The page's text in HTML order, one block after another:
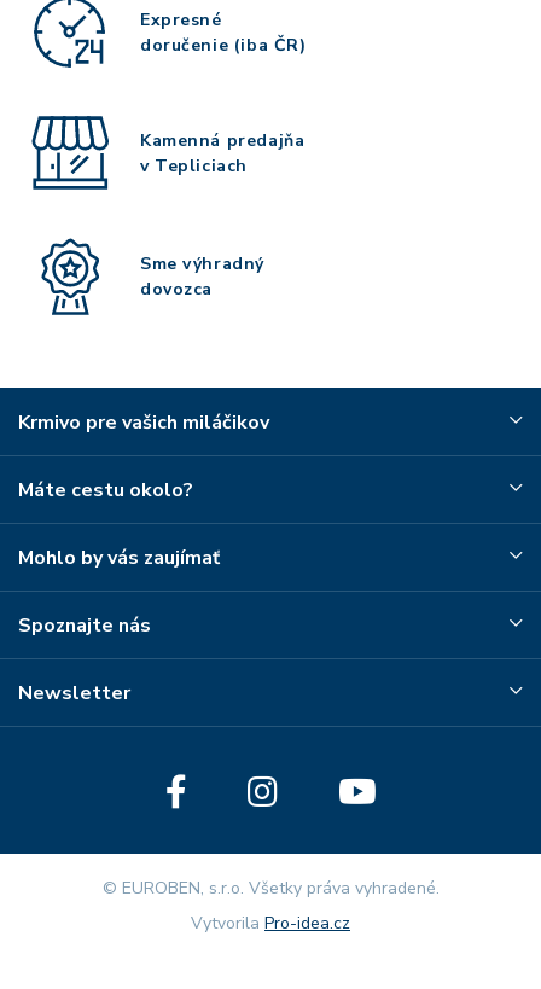
Expresné
doručenie (iba ČR)
Kamenná predajňa
v Tepliciach
Sme výhradný
dovozca
Krmivo pre vašich miláčikov
Máte cestu okolo?
Mohlo by vás zaujímať
Spoznajte nás
Newsletter
© EUROBEN, s.r.o. Všetky práva vyhradené.
Vytvorila Pro-idea.cz